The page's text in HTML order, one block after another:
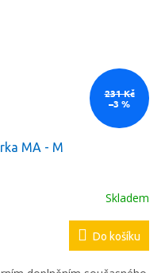
231 Kč
–3 %
MA - M
Skladem
Do košíku